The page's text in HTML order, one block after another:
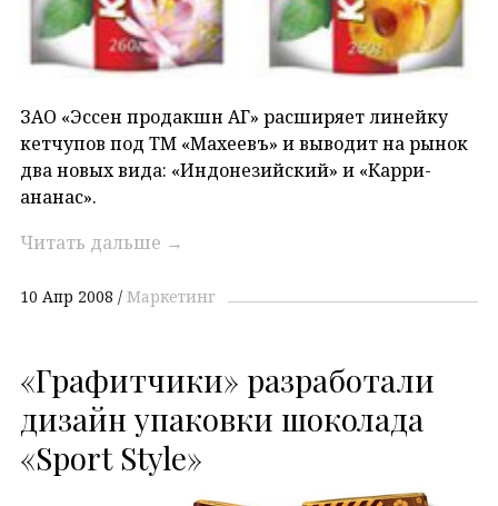
ЗАО «Эссен продакшн АГ» расширяет линейку
кетчупов под ТМ «Махеевъ» и выводит на рынок
два новых вида: «Индонезийский» и «Карри-
ананас».
Читать дальше →
10 Апр 2008 Маркетинг
«Графитчики» разработали
дизайн упаковки шоколада
«Sport Style»